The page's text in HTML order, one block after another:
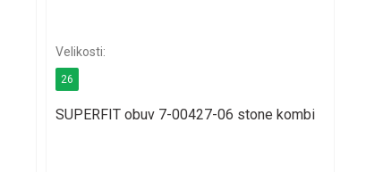
SUPERFIT obuv 7-00427-06 stone kombi
26